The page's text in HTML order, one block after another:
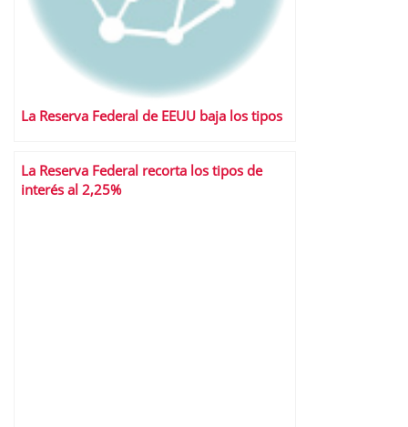
La Reserva Federal de EEUU baja los tipos
La Reserva Federal recorta los tipos de
interés al 2,25%